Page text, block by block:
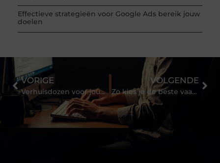
Effectieve strategieën voor Google Ads bereik jouw
doelen
VORIGE
Verhuisdozen voor jouw verhuizing
VOLGENDE
Zo kies je de beste vaatwasser!